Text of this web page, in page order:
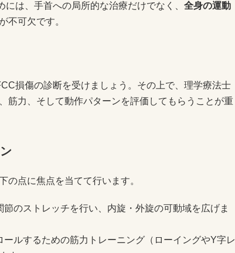
は、手首への局所的な治療だけでなく、 全身の運動
不可欠です。
損傷の診断を受けましょう。その上で、理学療法士
筋力、そして動作パターンを評価してもらうことが重
の点に焦点を当てて行います。
節のストレッチを行い、内旋・外旋の可動域を広げま
ールするための筋力トレーニング（ローイングやY字レ